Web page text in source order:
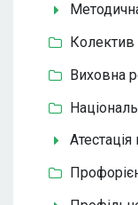
Колектив
Виховна